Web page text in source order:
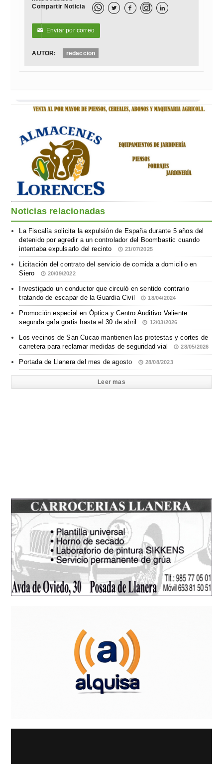
Compartir Noticia   
✉ Enviar por correo
AUTOR: redaccion
Noticias relacionadas
La Fiscalía solicita la expulsión de España durante 5 años del
detenido por agredir a un controlador del Boombastic cuando
intentaba expulsarlo del recinto
21/07/2025
Licitación del contrato del servicio de comida a domicilio en
Siero
20/09/2022
Investigado un conductor que circuló en sentido contrario
tratando de escapar de la Guardia Civil
18/04/2024
Promoción especial en Óptica y Centro Auditivo Valiente:
segunda gafa gratis hasta el 30 de abril
12/03/2026
Los vecinos de San Cucao mantienen las protestas y cortes de
carretera para reclamar medidas de seguridad vial
28/05/2026
Portada de Llanera del mes de agosto 28/08/2023
Leer mas